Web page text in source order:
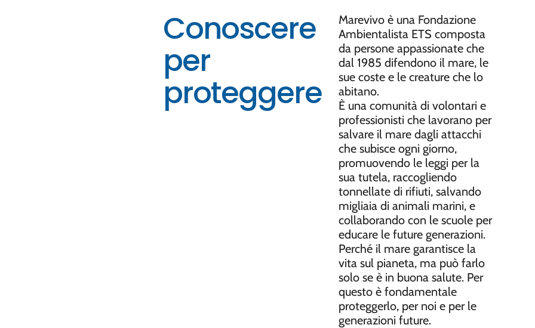
Conoscere
per
proteggere
Marevivo è una Fondazione
Ambientalista ETS composta
da persone appassionate che
dal 1985 difendono il mare, le
sue coste e le creature che lo
abitano.
È una comunità di volontari e
professionisti che lavorano per
salvare il mare dagli attacchi
che subisce ogni giorno,
promuovendo le leggi per la
sua tutela, raccogliendo
tonnellate di rifiuti, salvando
migliaia di animali marini, e
collaborando con le scuole per
educare le future generazioni.
Perché il mare garantisce la
vita sul pianeta, ma può farlo
solo se è in buona salute. Per
questo è fondamentale
proteggerlo, per noi e per le
generazioni future.